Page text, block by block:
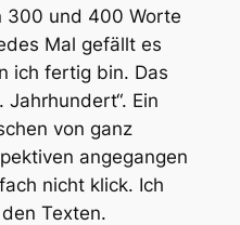
300 und 400 Worte
Mal gefällt es
ich fertig bin. Das
Jahrhundert“. Ein
von ganz
angegangen
nicht klick. Ich
Texten.